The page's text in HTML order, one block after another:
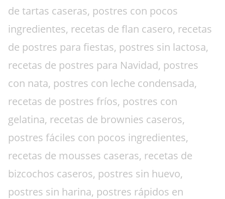
de tartas caseras, postres con pocos
ingredientes, recetas de flan casero, recetas
de postres para fiestas, postres sin lactosa,
recetas de postres para Navidad, postres
con nata, postres con leche condensada,
recetas de postres fríos, postres con
gelatina, recetas de brownies caseros,
postres fáciles con pocos ingredientes,
recetas de mousses caseras, recetas de
bizcochos caseros, postres sin huevo,
postres sin harina, postres rápidos en